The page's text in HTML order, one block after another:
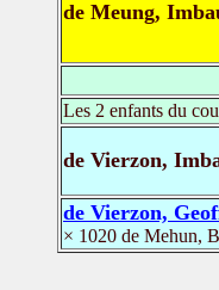
de Meung,
Les 2 enfants du
de Vierzon,
de Vierzon,
× 1020 de Mehun,